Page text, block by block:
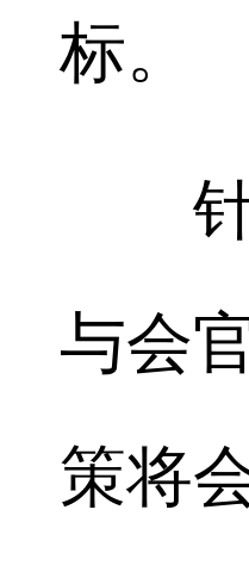
标。
针
与会
策将